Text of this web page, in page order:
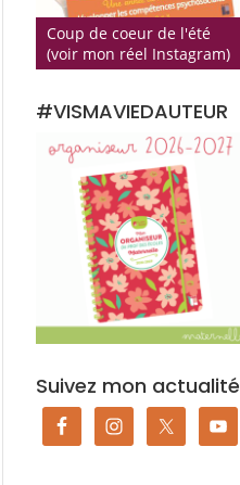
Coup de coeur de l'été
(voir mon réel Instagram)
#VISMAVIEDAUTEUR
Suivez mon actualité